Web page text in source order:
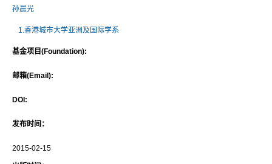
孙晨光
1.香港城市大学亚洲及国际学系
基金项目(Foundation):
邮箱(Email):
DOI:
发布时间：
2015-02-15